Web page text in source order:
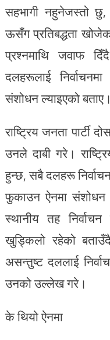
सहभागी नहुनेजस्तो
ऊसँग प्रतिबद्धता
प्रश्नमाथि जवाफ
दलहरूलाई
संशोधन ल्याइएको बताए।
राष्ट्रिय जनता पार्टी
उनले दाबी गरे।
हुन्छ, सबै दलहरू
फुकाउन ऐनमा संशोधन
स्थानीय तह निर्वाचन
खुड्किलो रहेको
असन्तुष्ट दललाई
उनको उल्लेख गरे।
के थियो ऐनमा